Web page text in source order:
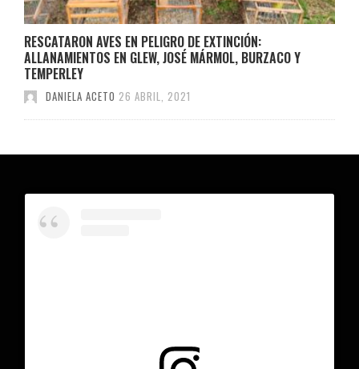
RESCATARON AVES EN PELIGRO DE EXTINCIÓN:
ALLANAMIENTOS EN GLEW, JOSÉ MÁRMOL, BURZACO Y
TEMPERLEY
DANIELA ACETO 26 ABRIL, 2021